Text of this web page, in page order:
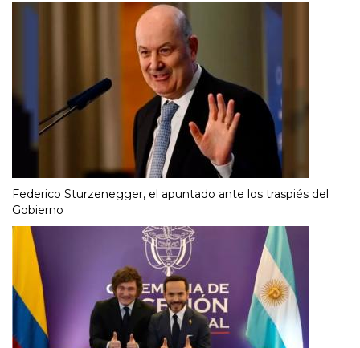
Federico Sturzenegger, el apuntado ante los traspiés del
Gobierno